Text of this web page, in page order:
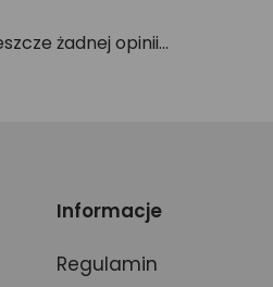
żadnej opinii...
Informacje
Regulamin